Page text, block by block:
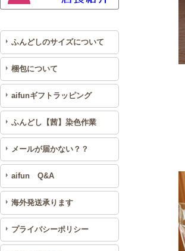
ふんどしのサイズについて
梱包について
aifunギフトラッピング
ふんどし【茜】染色作業
メールが届かない？？
aifun Q&A
海外発送承ります
プライバシーポリシー